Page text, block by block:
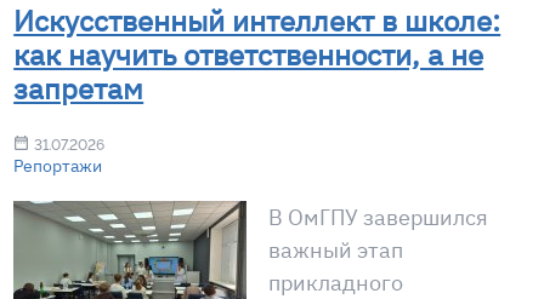
Искусственный интеллект в школе:
как научить ответственности, а не
запретам
31.07.2026
Репортажи
В ОмГПУ завершился
важный этап
прикладного